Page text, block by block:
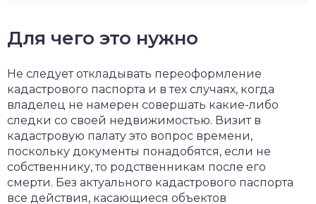
Для чего это нужно
Не следует откладывать переоформление
кадастрового паспорта и в тех случаях, когда
владелец не намерен совершать какие-либо
следки со своей недвижимостью. Визит в
кадастровую палату это вопрос времени,
поскольку документы понадобятся, если не
собственнику, то родственникам после его
смерти. Без актуального кадастрового паспорта
все действия, касающиеся объектов